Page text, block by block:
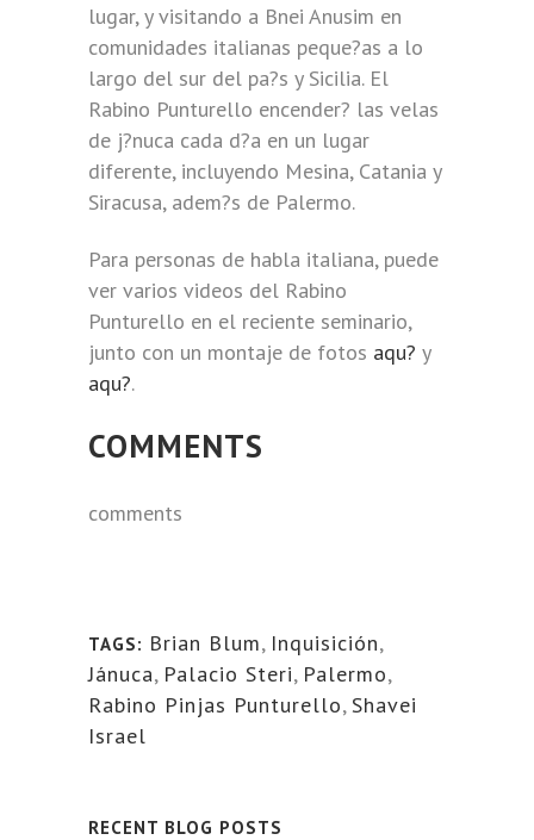
lugar, y visitando a Bnei Anusim en
comunidades italianas peque?as a lo
largo del sur del pa?s y Sicilia. El
Rabino Punturello encender? las velas
de j?nuca cada d?a en un lugar
diferente, incluyendo Mesina, Catania y
Siracusa, adem?s de Palermo.
Para personas de habla italiana, puede
ver varios videos del Rabino
Punturello en el reciente seminario,
junto con un montaje de fotos aqu? y
aqu?.
COMMENTS
comments
TAGS: Brian Blum, Inquisición,
Jánuca, Palacio Steri, Palermo,
Rabino Pinjas Punturello, Shavei
Israel
RECENT BLOG POSTS